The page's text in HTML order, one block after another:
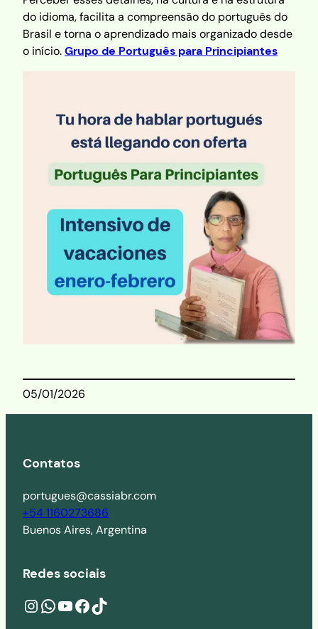
do idioma, facilita a compreensão do português do
Brasil e torna o aprendizado mais organizado desde
o início.Grupo de Português para Principiantes
05/01/2026
Contatos
portugues@cassiabr.com
+54 1160273686
Buenos Aires, Argentina
Redes sociais
Instagramwa.me/541160273686 YouTube Facebook TikTok